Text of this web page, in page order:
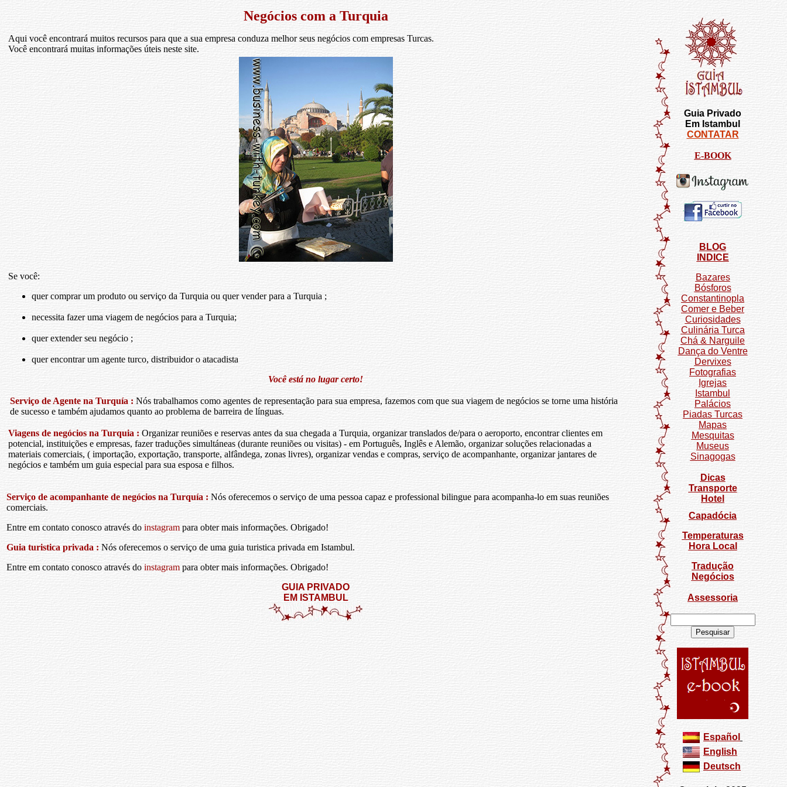
Negócios com a Turquia
Aqui você encontrará muitos recursos para que a sua empresa conduza melhor seus negócios com empresas Turcas.
Você encontrará muitas informações úteis neste site.
Se você:
quer comprar um produto ou serviço da Turquia ou quer vender para a Turquia ;
necessita fazer uma viagem de negócios para a Turquia;
quer extender seu negócio ;
quer encontrar um agente turco, distribuidor o atacadista
Você está no lugar certo!
Serviço de Agente na Turquía : Nós trabalhamos como agentes de representação para sua empresa, fazemos com que sua viagem de negócios se torne uma história
de sucesso e também ajudamos quanto ao problema de barreira de línguas.
Viagens de negócios na Turquia : Organizar reuniões e reservas antes da sua chegada a Turquia, organizar translados de/para o aeroporto, encontrar clientes em
potencial, instituições e empresas, fazer traduções simultáneas (durante reuniões ou visitas) - em Português, Inglês e Alemão, organizar soluções relacionadas a
materiais comerciais, ( importação, exportação, transporte, alfândega, zonas livres), organizar vendas e compras, serviço de acompanhante, organizar jantares de
negócios e também um guia especial para sua esposa e filhos.
Serviço de acompanhante de negócios na Turquía : Nós oferecemos o serviço de uma pessoa capaz e professional bilingue para acompanha-lo em suas reuniões
comerciais.
Entre em contato conosco através do instagram para obter mais informações. Obrigado!
Guia turistica privada : Nós oferecemos o serviço de uma guia turistica privada em Istambul.
Entre em contato conosco através do instagram para obter mais informações. Obrigado!
GUIA PRIVADO
EM ISTAMBUL
Guia Privado
Em Istambul
CONTATAR
E-BOOK
BLOG
INDICE
Bazares
Bósforos
Constantinopla
Comer e Beber
Curiosidades
Culinária Turca
Chá & Narguile
Dança do Ventre
Dervixes
Fotografias
Igrejas
Istambul
Palácios
Piadas Turcas
Mapas
Mesquitas
Museus
Sinagogas
Dicas
Transporte
Hotel
Capadócia
Temperaturas
Hora Local
Tradução
Negócios
Assessoria
Español
English
Deutsch